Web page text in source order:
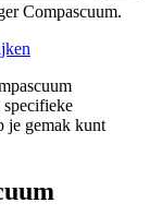
Compascuum.
specifieke
je gemak kunt